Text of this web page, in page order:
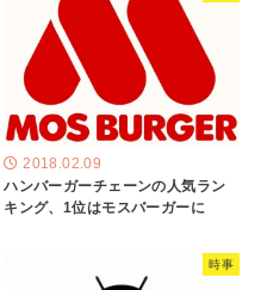
2018.02.09
ハンバーガーチェーンの人気ラン
キング、1位はモスバーガーに
時事